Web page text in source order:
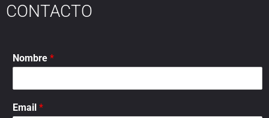
CONTACTO
Nombre *
Email *